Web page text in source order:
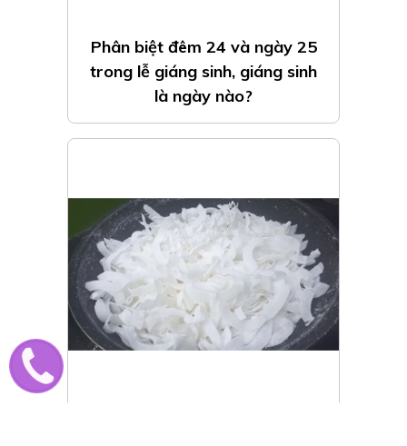
Phân biệt đêm 24 và ngày 25
trong lễ giáng sinh, giáng sinh
là ngày nào?